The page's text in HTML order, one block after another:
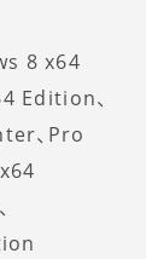
8 x64
Edition、
、Pro